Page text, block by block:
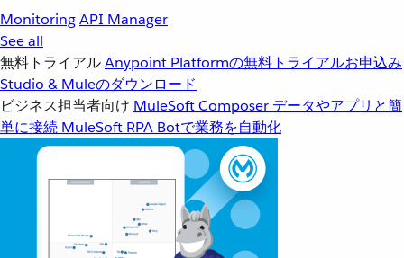
MonitoringAPI Manager
See all
無料トライアルAnypoint Platformの無料トライアルお申込み
Studio & Muleのダウンロード
ビジネス担当者向け MuleSoft Composer データやアプリと簡
単に接続 MuleSoft RPA Botで業務を自動化